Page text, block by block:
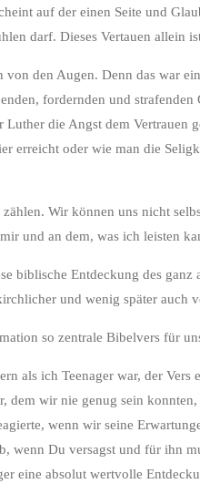
auf der einen Seite und
darf. Dieses Vertauen allein
den Augen. Denn das war
fordernden und
die Angst dem Vertrauen
erreicht oder wie man die
Wir können uns nicht
und an dem, was ich leisten
biblische Entdeckung des
und wenig später auch
so zentrale Bibelvers für
als ich Teenager war, der
dem wir nie genug sein
wenn wir seine
wenn Du versagst und für ihn
eine absolut wertvolle